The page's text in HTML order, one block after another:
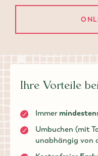
Ihre Vorteile
Immer
Umbuchen (mit
unabhängig von